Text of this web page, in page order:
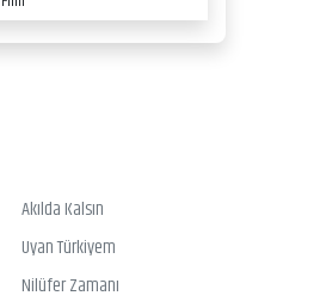
Akılda Kalsın
Uyan Türkiyem
Nilüfer Zamanı